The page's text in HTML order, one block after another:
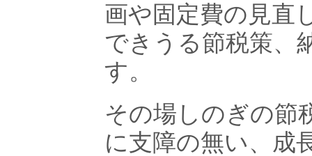
画や固定費の見直
できうる節税策、
す。
その場しのぎの節
に支障の無い、成